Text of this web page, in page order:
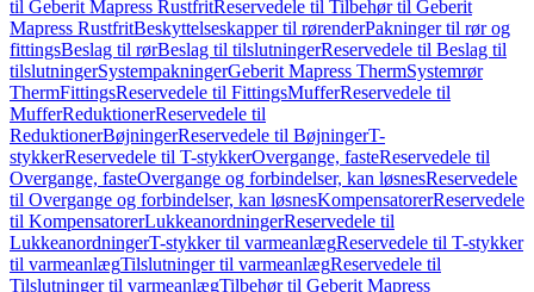
til Geberit Mapress RustfritReservedele til Tilbehør til Geberit
Mapress RustfritBeskyttelseskapper til rørenderPakninger til rør og
fittingsBeslag til rørBeslag til tilslutningerReservedele til Beslag til
tilslutningerSystempakningerGeberit Mapress ThermSystemrør
ThermFittingsReservedele til FittingsMufferReservedele til
MufferReduktionerReservedele til
ReduktionerBøjningerReservedele til BøjningerT-
stykkerReservedele til T-stykkerOvergange, fasteReservedele til
Overgange, fasteOvergange og forbindelser, kan løsnesReservedele
til Overgange og forbindelser, kan løsnesKompensatorerReservedele
til KompensatorerLukkeanordningerReservedele til
LukkeanordningerT-stykker til varmeanlægReservedele til T-stykker
til varmeanlægTilslutninger til varmeanlægReservedele til
Tilslutninger til varmeanlægTilbehør til Geberit Mapress